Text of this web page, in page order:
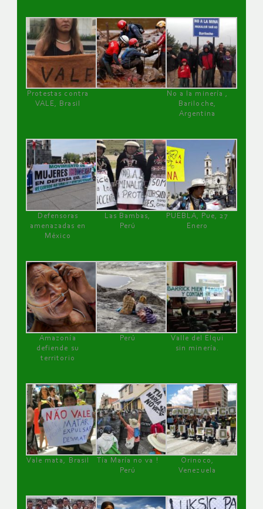
Protestas contra
VALE, Brasil
No a la minería ,
Bariloche,
Argentina
Defensoras
amenazadas en
México
Las Bambas,
Perú
PUEBLA, Pue, 27
Enero
Amazonía
defiende su
territorio
Perú
Valle del Elqui
sin minería.
Vale mata, Brasil
Tía María no va !
Perú
Orinoco,
Venezuela